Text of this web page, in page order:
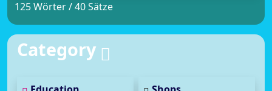
125 Wörter / 40 Sätze
Category